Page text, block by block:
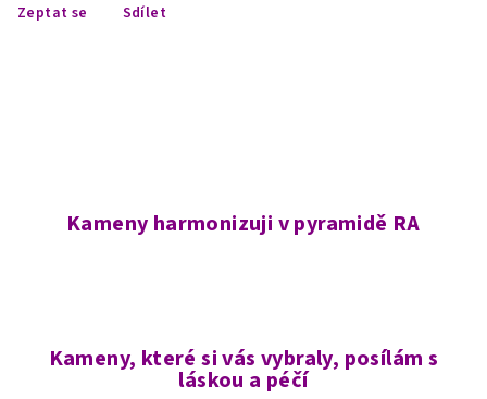
Zeptat se Sdílet
Kameny harmonizuji v pyramidě RA
Kameny, které si vás vybraly, posílám s
láskou a péčí